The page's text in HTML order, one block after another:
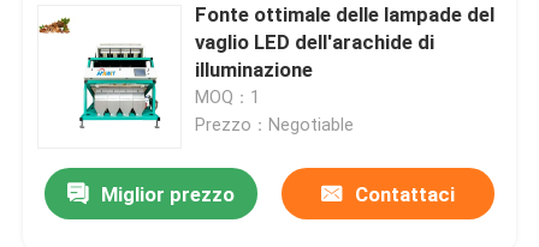
Fonte ottimale delle lampade del
vaglio LED dell'arachide di
illuminazione
MOQ：1
Prezzo：Negotiable
Miglior prezzo Contattaci